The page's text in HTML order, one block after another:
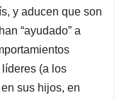
y aducen que son
“ayudado” a
(a los
sus hijos, en